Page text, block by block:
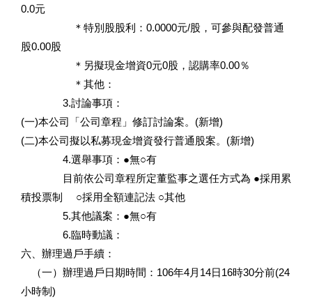
0.0元
＊特別股股利：0.0000元/股，可參與配發普通
股0.00股
＊另擬現金增資0元0股，認購率0.00％
＊其他：
3.討論事項：
(一)本公司「公司章程」修訂討論案。(新增)
(二)本公司擬以私募現金增資發行普通股案。(新增)
4.選舉事項：●無○有
目前依公司章程所定董監事之選任方式為 ●採用累
積投票制 ○採用全額連記法 ○其他
5.其他議案：●無○有
6.臨時動議：
六、辦理過戶手續：
（一）辦理過戶日期時間：106年4月14日16時30分前(24
小時制)